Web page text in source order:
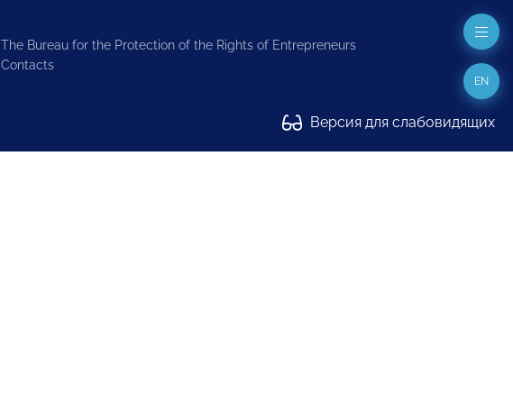
The Bureau for the Protection of the Rights of Entrepreneurs
Contacts
Версия для слабовидящих
EN